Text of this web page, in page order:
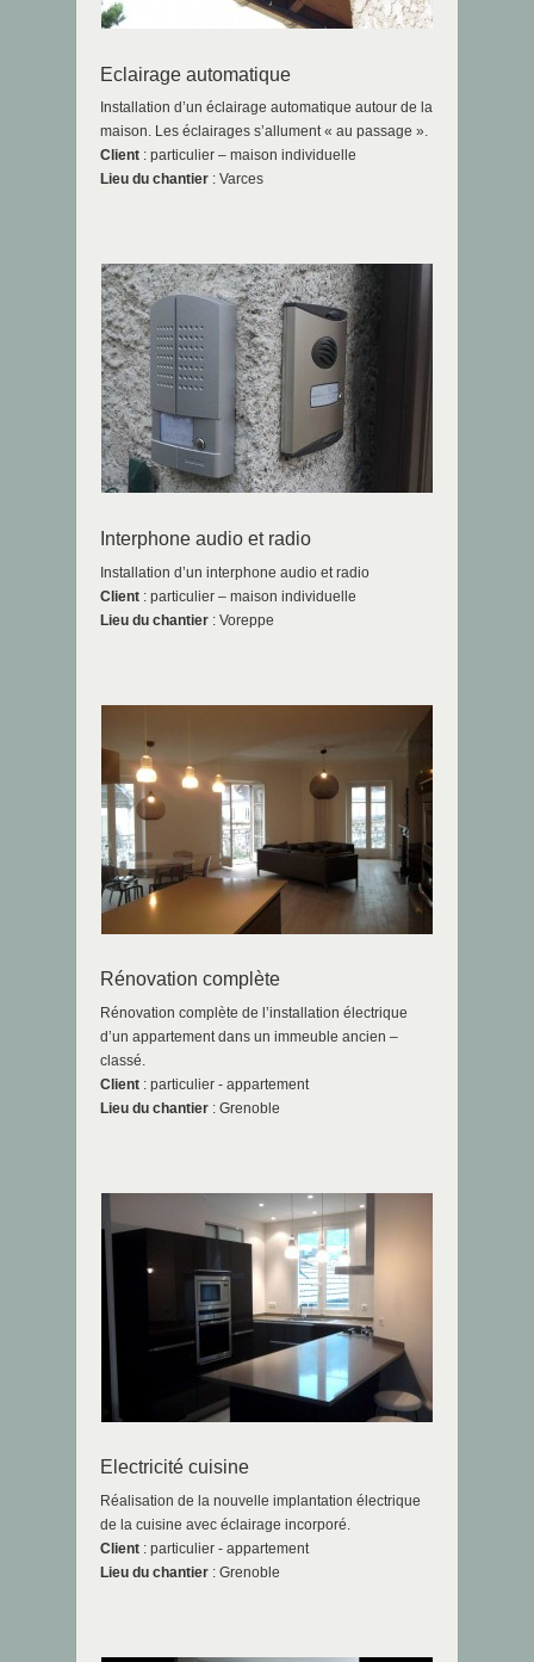
Eclairage automatique
Installation d’un éclairage automatique autour de la
maison. Les éclairages s’allument « au passage ».
Client : particulier – maison individuelle
Lieu du chantier : Varces
Interphone audio et radio
Installation d’un interphone audio et radio
Client : particulier – maison individuelle
Lieu du chantier : Voreppe
Rénovation complète
Rénovation complète de l’installation électrique
d’un appartement dans un immeuble ancien –
classé.
Client : particulier - appartement
Lieu du chantier : Grenoble
Electricité cuisine
Réalisation de la nouvelle implantation électrique
de la cuisine avec éclairage incorporé.
Client : particulier - appartement
Lieu du chantier : Grenoble